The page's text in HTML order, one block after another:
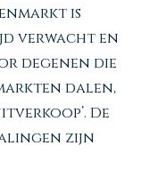
is
verwacht en
degenen die
dalen,
De
zijn